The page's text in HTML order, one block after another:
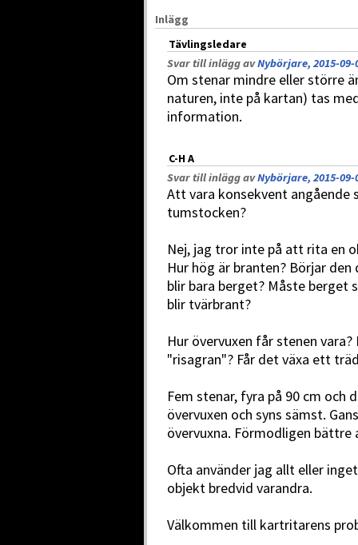
Inlägg
Tävlingsledare
Svar till inlägg avNybörjare, 2015-09-
Om stenar mindre eller större
naturen, inte på kartan) tas
information.
C-H A
Svar till inlägg avNybörjare, 2015-09-
Att vara konsekvent
tumstocken?
Nej, jag tror inte på att rita en
Hur hög är branten? Börjar
blir bara berget? Måste berget
blir tvärbrant?
Hur övervuxen får stenen
"risagran"? Får det växa ett
Fem stenar, fyra på 90 cm och
övervuxen och syns sämst.
övervuxna. Förmodligen
Ofta använder jag allt eller
objekt bredvid varandra.
Välkommen till kartritarens